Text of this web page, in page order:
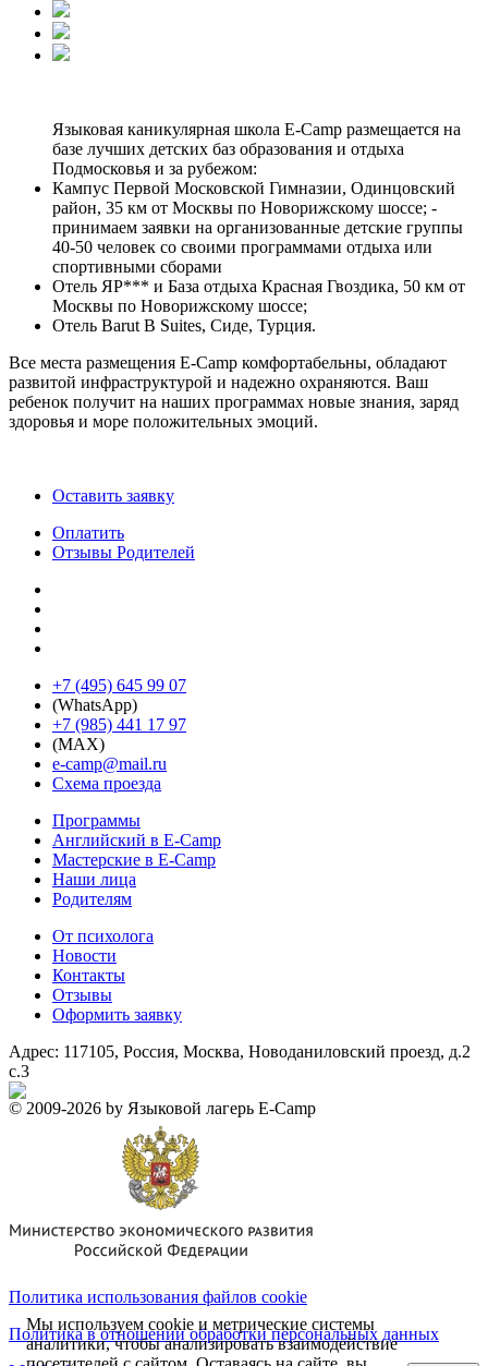
Языковая каникулярная школа E-Camp размещается на
базе лучших детских баз образования и отдыха
Подмосковья и за рубежом:
Кампус Первой Московской Гимназии, Одинцовский
район, 35 км от Москвы по Новорижскому шоссе; -
принимаем заявки на организованные детские группы
40-50 человек со своими программами отдыха или
спортивными сборами
Отель ЯР*** и База отдыха Красная Гвоздика, 50 км от
Москвы по Новорижскому шоссе;
Отель Barut B Suites, Сиде, Турция.
Все места размещения E-Camp комфортабельны, обладают
развитой инфраструктурой и надежно охраняются. Ваш
ребенок получит на наших программах новые знания, заряд
здоровья и море положительных эмоций.
Оставить заявку
Оплатить
Отзывы Родителей
+7 (495) 645 99 07
(WhatsApp)
+7 (985) 441 17 97
(MAX)
e-camp@mail.ru
Схема проезда
Программы
Английский в E-Camp
Мастерские в E-Camp
Наши лица
Родителям
От психолога
Новости
Контакты
Отзывы
Оформить заявку
Адрес: 117105, Россия, Москва, Новоданиловский проезд, д.2
с.3
© 2009-2026 by Языковой лагерь E-Camp
Политика использования файлов cookie
Политика в отношении обработки персональных данных
Мы используем cookie и метрические системы
аналитики, чтобы анализировать взаимодействие